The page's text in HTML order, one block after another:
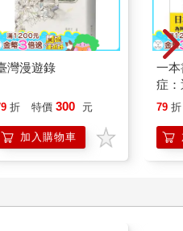
灣漫遊錄
折 特價 300 元
加入購物車
一
症
開
的
79 折